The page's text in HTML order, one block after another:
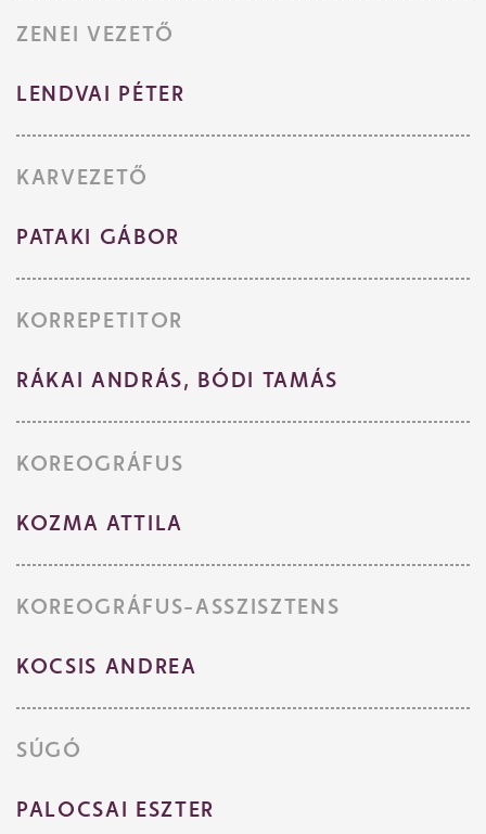
ZENEI VEZETŐ
LENDVAI PÉTER
KARVEZETŐ
PATAKI GÁBOR
KORREPETITOR
RÁKAI ANDRÁS, BÓDI TAMÁS
KOREOGRÁFUS
KOZMA ATTILA
KOREOGRÁFUS-ASSZISZTENS
KOCSIS ANDREA
SÚGÓ
PALOCSAI ESZTER